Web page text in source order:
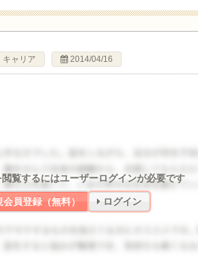
キャリア 2014/04/16
覧するにはユーザーログインが必要です
員登録（無料） ログイン